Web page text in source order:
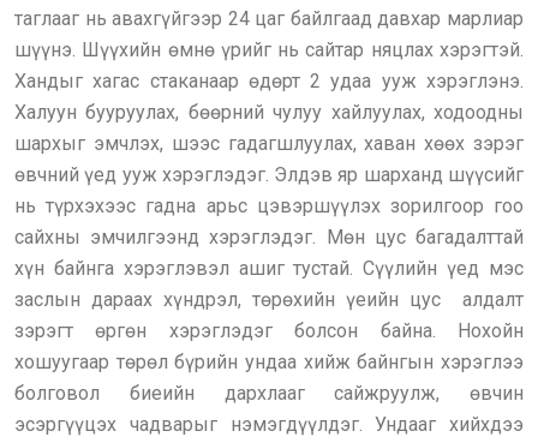
таглааг нь авахгүйгээр 24 цаг байлгаад давхар марлиар
шүүнэ. Шүүхийн өмнө үрийг нь сайтар няцлах хэрэгтэй.
Хандыг хагас стаканаар өдөрт 2 удаа ууж хэрэглэнэ.
Халуун бууруулах, бөөрний чулуу хайлуулах, ходоодны
шархыг эмчлэх, шээс гадагшлуулах, хаван хөөх зэрэг
өвчний үед ууж хэрэглэдэг. Элдэв яр шарханд шүүсийг
нь түрхэхээс гадна арьс цэвэршүүлэх зорилгоор гоо
сайхны эмчилгээнд хэрэглэдэг. Мөн цус багадалттай
хүн байнга хэрэглэвэл ашиг тустай. Сүүлийн үед мэс
заслын дараах хүндрэл, төрөхийн үеийн цус алдалт
зэрэгт өргөн хэрэглэдэг болсон байна. Нохойн
хошуугаар төрөл бүрийн ундаа хийж байнгын хэрэглээ
болговол биеийн дархлааг сайжруулж, өвчин
эсэргүүцэх чадварыг нэмэгдүүлдэг. Ундааг хийхдээ